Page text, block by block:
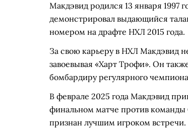
Макдэвид родился 13 января
демонстрировал выдающийся
номером на драфте НХЛ 2015 года.
За свою карьеру в НХЛ Макдэвид
завоевывая «Харт Трофи». Он
бомбардиру регулярного
В феврале 2025 года Макдэвид
финальном матче против
признан лучшим игроком встречи.